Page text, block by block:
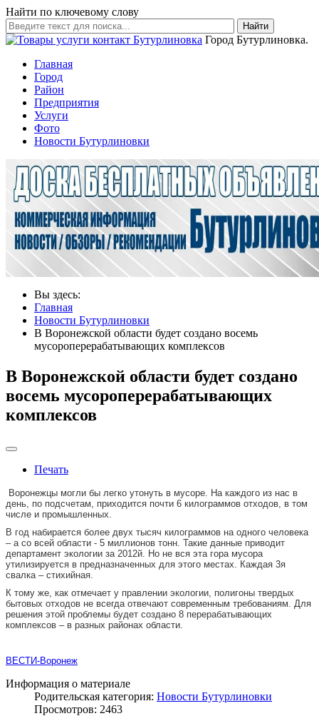
Найти по ключевому слову
Найти
Город Бутурлиновка.
Главная
Город
Район
Предприятия
Услуги
Фото
Новости Бутурлиновки
Вы здесь:
Главная
Новости Бутурлиновки
В Воронежской области будет создано восемь
мусороперерабатывающих комплексов
В Воронежской области будет создано
восемь мусороперерабатывающих
комплексов
Печать
Воронежцы могли бы легко утонуть в мусоре. На каждого из нас в
день, по подсчетам, приходится почти 6 килограммов отходов, в том
числе и промышленных.
В год набирается более двух тысяч килограммов на одного человека
– а со всей области - 5 миллионов тонн. Такие данные приводит
департамент экологии за 2012й. Но не вся эта гора мусора
утилизируется в предназначенных для этого местах. Каждая 3я
свалка – стихийная.
К тому же, как отмечает у правлении экологии, полигоны твердых
бытовых отходов не всегда отвечают современным требованиям. Для
решения этой проблемы будет создано 8 перерабатывающих
комплексов – в разных районах области.
ВЕСТИ-Воронеж
Информация о материале
Родительская категория: Новости Бутурлиновки
Просмотров: 2463